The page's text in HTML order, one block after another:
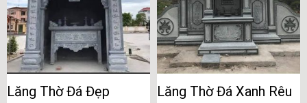
Lăng Thờ Đá Đẹp
Lăng Thờ Đá Xanh Rêu